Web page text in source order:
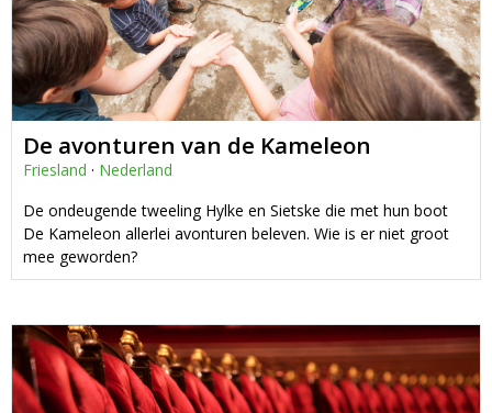
De avonturen van de Kameleon
Friesland · Nederland
De ondeugende tweeling Hylke en Sietske die met hun boot
De Kameleon allerlei avonturen beleven. Wie is er niet groot
mee geworden?